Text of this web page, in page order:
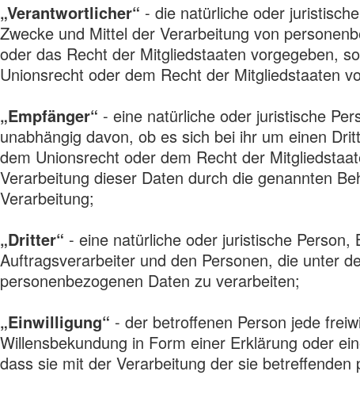
„Verantwortlicher“ - die natürliche oder
Zwecke und Mittel der Verarbeitung von
oder das Recht der Mitgliedstaaten vorgegeben,
Unionsrecht oder dem Recht der Mitgliedstaaten
„Empfänger“ - eine natürliche oder juristische
unabhängig davon, ob es sich bei ihr um einen
dem Unionsrecht oder dem Recht der
Verarbeitung dieser Daten durch die genannten
Verarbeitung;
„Dritter“ - eine natürliche oder juristische
Auftragsverarbeiter und den Personen, die unter
personenbezogenen Daten zu verarbeiten;
„Einwilligung“ - der betroffenen Person jede
Willensbekundung in Form einer Erklärung oder
dass sie mit der Verarbeitung der sie